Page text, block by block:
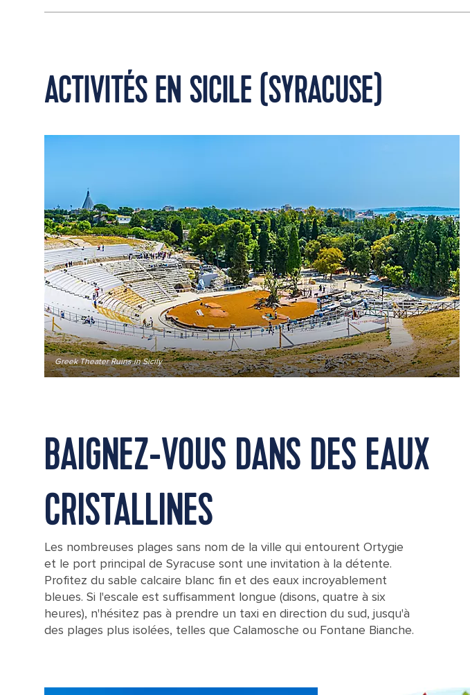
ACTIVITÉS EN SICILE (SYRACUSE)
Greek Theater Ruins in Sicily
Sunny Day at Calamosche Beach
BAIGNEZ-VOUS DANS DES EAUX
CRISTALLINES
Les nombreuses plages sans nom de la ville qui entourent Ortygie
et le port principal de Syracuse sont une invitation à la détente.
Profitez du sable calcaire blanc fin et des eaux incroyablement
bleues. Si l'escale est suffisamment longue (disons, quatre à six
heures), n'hésitez pas à prendre un taxi en direction du sud, jusqu'à
des plages plus isolées, telles que Calamosche ou Fontane Bianche.